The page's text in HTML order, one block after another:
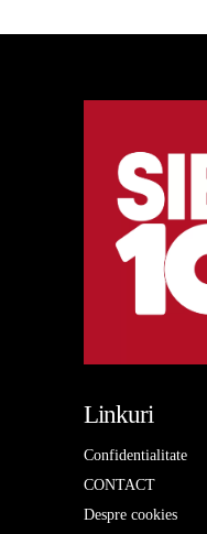
Linkuri
Confidentialitate
CONTACT
Despre cookies